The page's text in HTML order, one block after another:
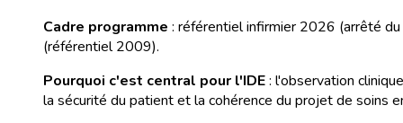
Cadre programme : référentiel infirmier 2026 (arrêté
(référentiel 2009).
Pourquoi c'est central pour l'IDE: l'observation
la sécurité du patient et la cohérence du projet de soins